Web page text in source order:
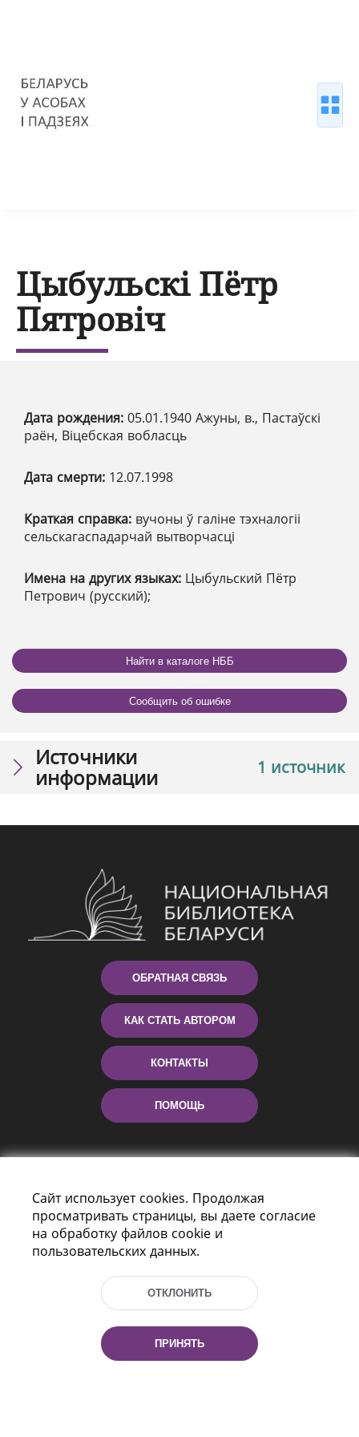
Цыбульскі Пётр
Пятровіч
Дата рождения: 05.01.1940 Ажуны, в., Пастаўскі
раён, Віцебская вобласць
Дата смерти: 12.07.1998
Краткая справка: вучоны ў галіне тэхналогіі
сельскагаспадарчай вытворчасці
Имена на других языках: Цыбульский Пётр
Петрович (русский);
Найти в каталоге НББ
Сообщить об ошибке
1 источник
Источники
информации
ОБРАТНАЯ СВЯЗЬ
КАК СТАТЬ АВТОРОМ
КОНТАКТЫ
ПОМОЩЬ
Пр-т Независимости 116
г. Минск, Республика Беларусь, 220114
Тел.: (+375 17) 368 37 37, Факс: (+375 17)
Эл. почта: inbox@nlb.by
Сайт использует cookies. Продолжая
просматривать страницы, вы даете согласие
на обработку файлов cookie и
пользовательских данных.
ОТКЛОНИТЬ
ПРИНЯТЬ